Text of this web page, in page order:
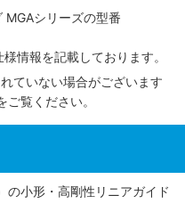
MGAシリーズの型番
情報を記載しております。
ていない場合がございます
ご覧ください。
小形・高剛性リニアガイド